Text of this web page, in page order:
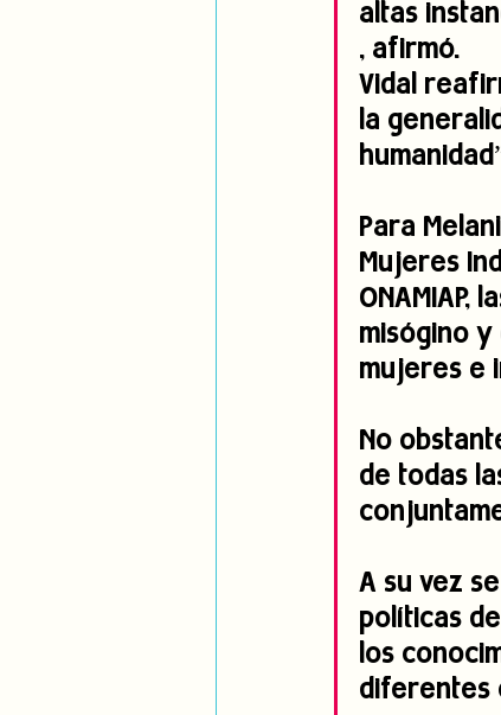
altas
, afirmó.
Vidal
la
Para
Mujeres
ONAMIAP,
misógino
mujeres e
No
de todas
A su vez
políticas
los
diferentes